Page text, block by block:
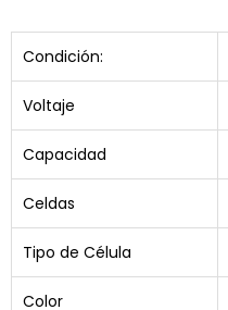
Condición:
Voltaje
Capacidad
Celdas
Tipo de Célula
Color